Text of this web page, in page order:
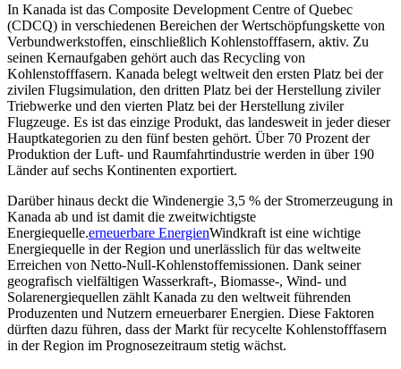
In Kanada ist das Composite Development Centre of Quebec
(CDCQ) in verschiedenen Bereichen der Wertschöpfungskette von
Verbundwerkstoffen, einschließlich Kohlenstofffasern, aktiv. Zu
seinen Kernaufgaben gehört auch das Recycling von
Kohlenstofffasern. Kanada belegt weltweit den ersten Platz bei der
zivilen Flugsimulation, den dritten Platz bei der Herstellung ziviler
Triebwerke und den vierten Platz bei der Herstellung ziviler
Flugzeuge. Es ist das einzige Produkt, das landesweit in jeder dieser
Hauptkategorien zu den fünf besten gehört. Über 70 Prozent der
Produktion der Luft- und Raumfahrtindustrie werden in über 190
Länder auf sechs Kontinenten exportiert.
Darüber hinaus deckt die Windenergie 3,5 % der Stromerzeugung in
Kanada ab und ist damit die zweitwichtigste
Energiequelle.erneuerbare EnergienWindkraft ist eine wichtige
Energiequelle in der Region und unerlässlich für das weltweite
Erreichen von Netto-Null-Kohlenstoffemissionen. Dank seiner
geografisch vielfältigen Wasserkraft-, Biomasse-, Wind- und
Solarenergiequellen zählt Kanada zu den weltweit führenden
Produzenten und Nutzern erneuerbarer Energien. Diese Faktoren
dürften dazu führen, dass der Markt für recycelte Kohlenstofffasern
in der Region im Prognosezeitraum stetig wächst.